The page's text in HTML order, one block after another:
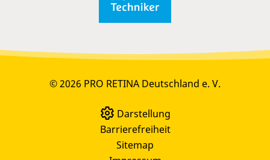
© 2026 PRO RETINA Deutschland e. V.
Darstellung
Barrierefreiheit
Sitemap